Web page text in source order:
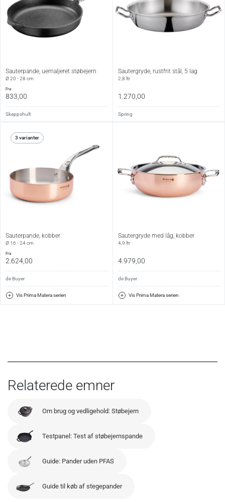
Sauterpande, uemaljeret støbejern
Ø 20 - 28 cm
fra
833,00
Skeppshult
Sautergryde, rustfrit stål, 5 lag
2,8 ltr
1.270,00
Spring
3 varianter
Sauterpande, kobber
Ø 16 - 24 cm
fra
2.624,00
de Buyer
Vis Prima Matera serien
Sautergryde med låg, kobber
4,9 ltr
4.979,00
de Buyer
Vis Prima Matera serien
Relaterede emner
Om brug og vedligehold: Støbejern
Testpanel: Test af støbejernspande
Guide: Pander uden PFAS
Guide til køb af stegepander